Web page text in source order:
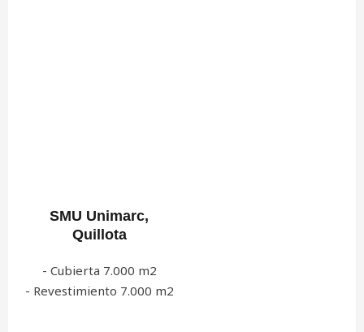
SMU Unimarc,
Quillota
- Cubierta 7.000 m2
- Revestimiento 7.000 m2